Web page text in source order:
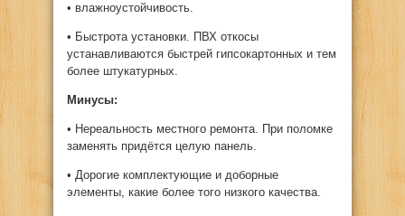
• влажноустойчивость.
• Быстрота установки. ПВХ откосы
устанавливаются быстрей гипсокартонных и тем
более штукатурных.
Минусы:
• Нереальность местного ремонта. При поломке
заменять придётся целую панель.
• Дорогие комплектующие и доборные
элементы, какие более того низкого качества.